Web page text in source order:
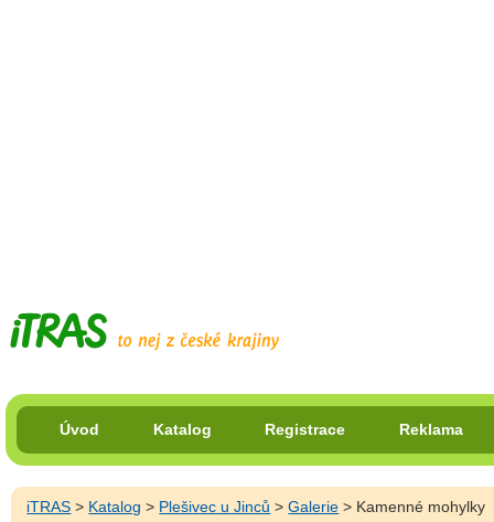
Úvod Katalog Registrace Reklama
iTRAS > Katalog > Plešivec u Jinců >Galerie > Kamenné mohylky